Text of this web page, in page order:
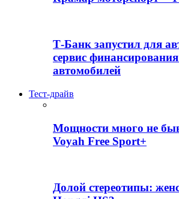
Т-Банк запустил для
сервис
автомобилей
Тест-драйв
Мощности много не
Voyah Free Sport+
Долой стереотипы: